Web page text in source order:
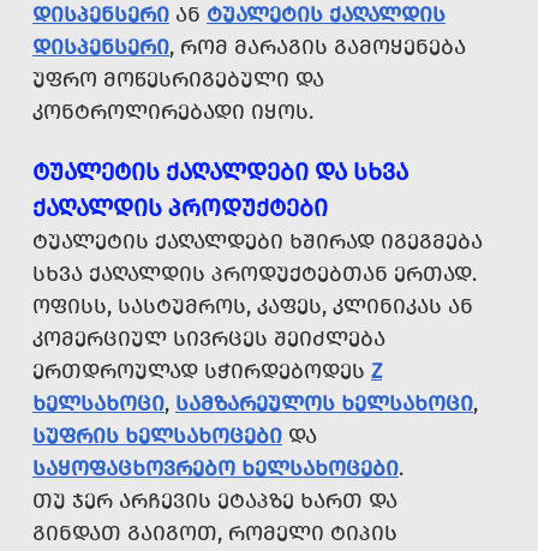
ᲓᲘᲡᲞᲔᲜᲡᲔᲠᲘ ᲐᲜ ᲢᲣᲐᲚᲔᲢᲘᲡ ᲥᲐᲦᲐᲚᲓᲘᲡ
ᲓᲘᲡᲞᲔᲜᲡᲔᲠᲘ, ᲠᲝᲛ ᲛᲐᲠᲐᲒᲘᲡ ᲒᲐᲛᲝᲧᲔᲜᲔᲑᲐ
ᲣᲤᲠᲝ ᲛᲝᲬᲔᲡᲠᲘᲒᲔᲑᲣᲚᲘ ᲓᲐ
ᲙᲝᲜᲢᲠᲝᲚᲘᲠᲔᲑᲐᲓᲘ ᲘᲧᲝᲡ.
ᲢᲣᲐᲚᲔᲢᲘᲡ ᲥᲐᲦᲐᲚᲓᲔᲑᲘ ᲓᲐ ᲡᲮᲕᲐ
ᲥᲐᲦᲐᲚᲓᲘᲡ ᲞᲠᲝᲓᲣᲥᲢᲔᲑᲘ
ᲢᲣᲐᲚᲔᲢᲘᲡ ᲥᲐᲦᲐᲚᲓᲔᲑᲘ ᲮᲨᲘᲠᲐᲓ ᲘᲒᲔᲒᲛᲔᲑᲐ
ᲡᲮᲕᲐ ᲥᲐᲦᲐᲚᲓᲘᲡ ᲞᲠᲝᲓᲣᲥᲢᲔᲑᲗᲐᲜ ᲔᲠᲗᲐᲓ.
ᲝᲤᲘᲡᲡ, ᲡᲐᲡᲢᲣᲛᲠᲝᲡ, ᲙᲐᲤᲔᲡ, ᲙᲚᲘᲜᲘᲙᲐᲡ ᲐᲜ
ᲙᲝᲛᲔᲠᲪᲘᲣᲚ ᲡᲘᲕᲠᲪᲔᲡ ᲨᲔᲘᲫᲚᲔᲑᲐ
ᲔᲠᲗᲓᲠᲝᲣᲚᲐᲓ ᲡᲭᲘᲠᲓᲔᲑᲝᲓᲔᲡ Z
ᲮᲔᲚᲡᲐᲮᲝᲪᲘ, ᲡᲐᲛᲖᲐᲠᲔᲣᲚᲝᲡ ᲮᲔᲚᲡᲐᲮᲝᲪᲘ,
ᲡᲣᲤᲠᲘᲡ ᲮᲔᲚᲡᲐᲮᲝᲪᲔᲑᲘ ᲓᲐ
ᲡᲐᲧᲝᲤᲐᲪᲮᲝᲕᲠᲔᲑᲝ ᲮᲔᲚᲡᲐᲮᲝᲪᲔᲑᲘ.
ᲗᲣ ᲯᲔᲠ ᲐᲠᲩᲔᲕᲘᲡ ᲔᲢᲐᲞᲖᲔ ᲮᲐᲠᲗ ᲓᲐ
ᲒᲘᲜᲓᲐᲗ ᲒᲐᲘᲒᲝᲗ, ᲠᲝᲛᲔᲚᲘ ᲢᲘᲞᲘᲡ